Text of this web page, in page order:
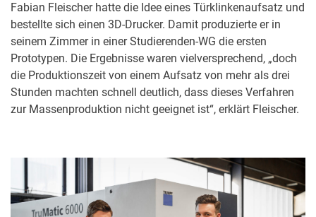
Fabian Fleischer hatte die Idee eines Türklinkenaufsatz und
bestellte sich einen 3D-Drucker. Damit produzierte er in
seinem Zimmer in einer Studierenden-WG die ersten
Prototypen. Die Ergebnisse waren vielversprechend, „doch
die Produktionszeit von einem Aufsatz von mehr als drei
Stunden machten schnell deutlich, dass dieses Verfahren
zur Massenproduktion nicht geeignet ist“, erklärt Fleischer.